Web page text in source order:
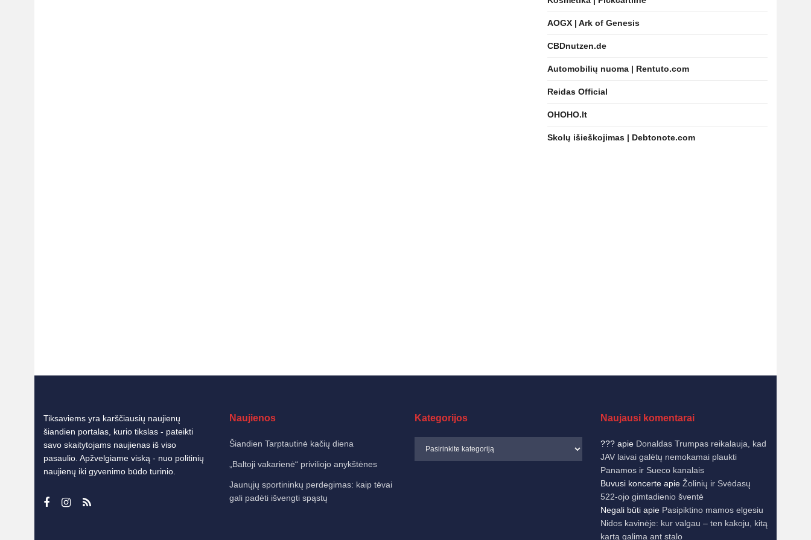
AOGX | Ark of Genesis
CBDnutzen.de
Automobilių nuoma | Rentuto.com
Reidas Official
OHOHO.lt
Skolų išieškojimas | Debtonote.com
Tiksaviems yra karščiausių naujienų
šiandien portalas, kurio tikslas - pateikti
savo skaitytojams naujienas iš viso
pasaulio. Apžvelgiame viską - nuo politinių
naujienų iki gyvenimo būdo turinio.
Naujienos
Šiandien Tarptautinė kačių diena
„Baltoji vakarienė“ priviliojo anykštėnes
Jaunųjų sportininkų perdegimas: kaip tėvai
gali padėti išvengti spąstų
Kategorijos Naujausi komentarai
???apie Donaldas Trumpas reikalauja, kad
JAV laivai galėtų nemokamai plaukti
Panamos ir Sueco kanalais
Buvusi koncerteapie Žolinių ir Svėdasų
522-ojo gimtadienio šventė
Negali būtiapie Pasipiktino mamos elgesiu
Nidos kavinėje: kur valgau – ten kakoju, kitą
kartą galima ant stalo